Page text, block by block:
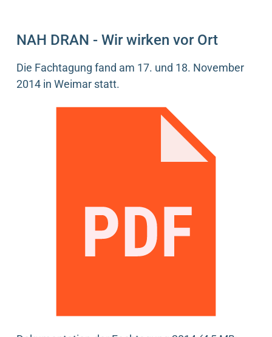
NAH DRAN - Wir wirken vor Ort
Die Fachtagung fand am 17. und 18. November
2014 in Weimar statt.